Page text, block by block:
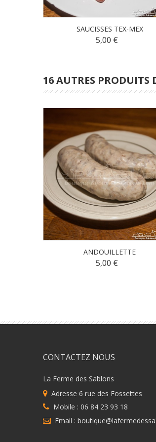
SAUCISSES TEX-MEX
5,00 €
16 AUTRES PRODUITS
ANDOUILLETTE
5,00 €
CONTACTEZ NOUS
La Ferme des Sablons
Adresse 6 rue des Fossettes
Mobile : 06 84 23 93 18
Email :